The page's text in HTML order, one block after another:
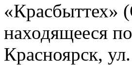
находящееся
Красноярск,